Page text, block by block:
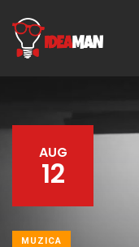
AUG
12
MUZICA